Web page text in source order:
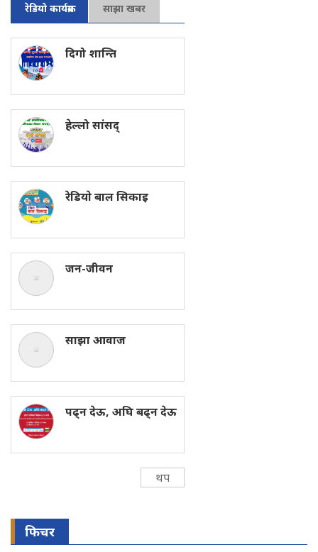
रेडियो कार्यक्रम साझा खबर
दिगो शान्ति
हेल्लो सांसद्
रेडियाे बाल सिकाइ
जन-जीवन
साझा आवाज
पढ्न देऊ, अघि बढ्न देऊ
थप
फिचर